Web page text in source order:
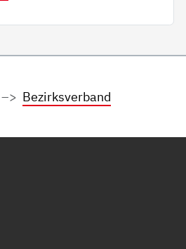
Bezirksverband